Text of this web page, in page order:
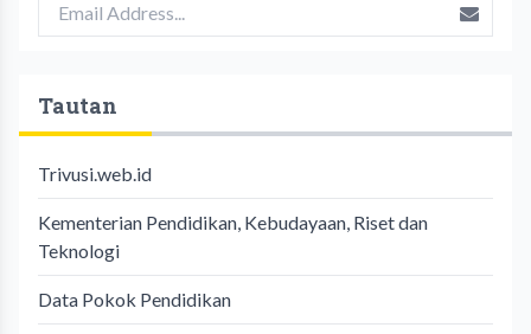
Tautan
Trivusi.web.id
Kementerian Pendidikan, Kebudayaan, Riset dan
Teknologi
Data Pokok Pendidikan